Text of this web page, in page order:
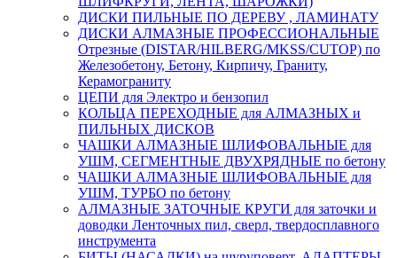
ДИСКИ ПИЛЬНЫЕ ПО ДЕРЕВУ , ЛАМИНАТУ
ДИСКИ АЛМАЗНЫЕ ПРОФЕССИОНАЛЬНЫЕ
Отрезные (DISTAR/HILBERG/MKSS/CUTOP) по
Железобетону, Бетону, Кирпичу, Граниту,
Керамограниту
ЦЕПИ для Электро и бензопил
КОЛЬЦА ПЕРЕХОДНЫЕ для АЛМАЗНЫХ и
ПИЛЬНЫХ ДИСКОВ
ЧАШКИ АЛМАЗНЫЕ ШЛИФОВАЛЬНЫЕ для
УШМ, СЕГМЕНТНЫЕ ДВУХРЯДНЫЕ по бетону
ЧАШКИ АЛМАЗНЫЕ ШЛИФОВАЛЬНЫЕ для
УШМ, ТУРБО по бетону
АЛМАЗНЫЕ ЗАТОЧНЫЕ КРУГИ для заточки и
доводки Ленточных пил, сверл, твердосплавного
инструмента